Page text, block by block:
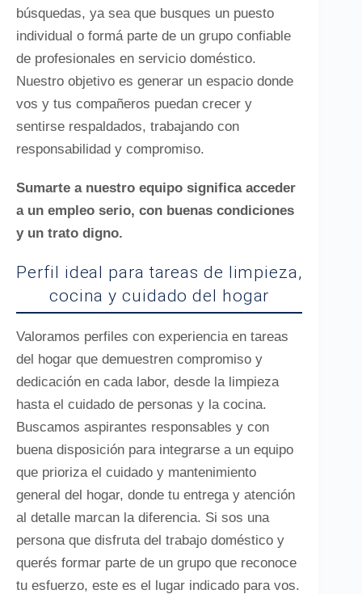
búsquedas, ya sea que busques un puesto
individual o formá parte de un grupo confiable
de profesionales en servicio doméstico.
Nuestro objetivo es generar un espacio donde
vos y tus compañeros puedan crecer y
sentirse respaldados, trabajando con
responsabilidad y compromiso.
Sumarte a nuestro equipo significa acceder
a un empleo serio, con buenas condiciones
y un trato digno.
Perfil ideal para tareas de limpieza,
cocina y cuidado del hogar
Valoramos perfiles con experiencia en tareas
del hogar que demuestren compromiso y
dedicación en cada labor, desde la limpieza
hasta el cuidado de personas y la cocina.
Buscamos aspirantes responsables y con
buena disposición para integrarse a un equipo
que prioriza el cuidado y mantenimiento
general del hogar, donde tu entrega y atención
al detalle marcan la diferencia. Si sos una
persona que disfruta del trabajo doméstico y
querés formar parte de un grupo que reconoce
tu esfuerzo, este es el lugar indicado para vos.